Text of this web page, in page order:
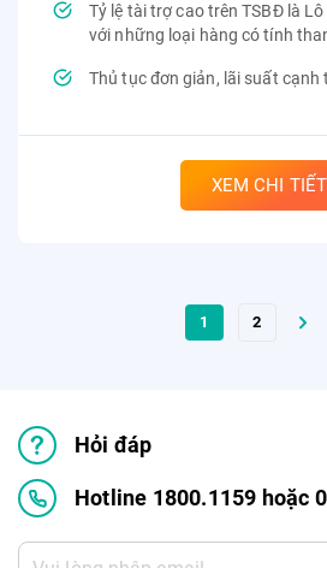
Tỷ lệ tài trợ cao trên TSBĐ là
với những loại hàng có tính
Thủ tục đơn giản, lãi suất cạnh
XEM CHI TIẾT
1 2
Hỏi đáp
Hotline 1800.1159 hoặc